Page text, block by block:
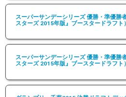
スーパーサンデーシリーズ 優勝・準優勝
スターズ 2015年版』ブースタードラフト）
スーパーサンデーシリーズ 優勝・準優勝
スターズ 2015年版』ブースタードラフト）